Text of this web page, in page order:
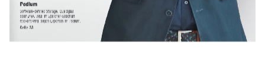
Podium
Software-defined Storage, Quarzglas
oder DNA. Was im Speicher-Geschäft
relevant wird, sagen Experten im Podium.
Seite 33